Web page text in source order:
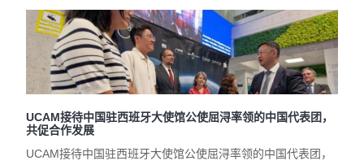
UCAM接待中国驻西班牙大使馆公使屈浔率领的中国代表团，
共促合作发展
UCAM接待中国驻西班牙大使馆公使屈浔率领的中国代表团，